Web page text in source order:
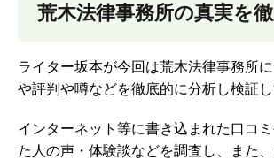
荒木法律事務所の真実を
ライター坂本が今回は荒木法律事務所
や評判や噂などを徹底的に分析し検証し
インターネット等に書き込まれた口コ
た人の声・体験談などを調査し、
また